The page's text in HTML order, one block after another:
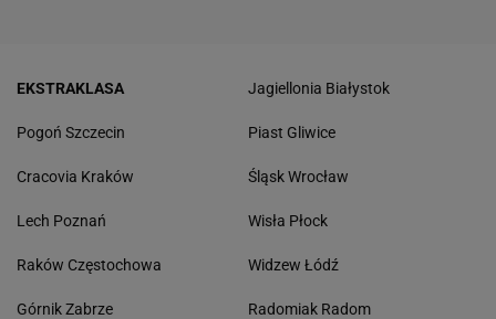
EKSTRAKLASA
Pogoń Szczecin
Cracovia Kraków
Lech Poznań
Raków Częstochowa
Górnik Zabrze
Jagiellonia Białystok
Piast Gliwice
Śląsk Wrocław
Wisła Płock
Widzew Łódź
Radomiak Radom